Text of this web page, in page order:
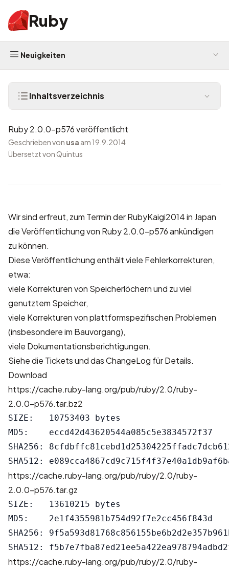
Ruby
Neuigkeiten
Inhaltsverzeichnis
Ruby 2.0.0-p576 veröffentlicht
Geschrieben von usa am 19.9.2014
Übersetzt von Quintus
Wir sind erfreut, zum Termin derRubyKaigi2014in Japan
die Veröffentlichung von Ruby 2.0.0-p576 ankündigen
zu können.
Diese Veröffentlichung enthält viele Fehlerkorrekturen,
etwa:
viele Korrekturen von Speicherlöchern und zu viel
genutztem Speicher,
viele Korrekturen von plattformspezifischen Problemen
(insbesondere im Bauvorgang),
viele Dokumentationsberichtigungen.
Siehedie Ticketsunddas ChangeLog für Details.
Download
https://cache.ruby-lang.org/pub/ruby/2.0/ruby-
2.0.0-p576.tar.bz2
SIZE:   10753403 bytes
MD5:    eccd42d43620544a085c5e3834572f37
SHA256:
https://cache.ruby-lang.org/pub/ruby/2.0/ruby-
2.0.0-p576.tar.gz
SIZE:   13610215 bytes
MD5:    2e1f4355981b754d92f7e2cc456f843d
SHA256:
https://cache.ruby-lang.org/pub/ruby/2.0/ruby-